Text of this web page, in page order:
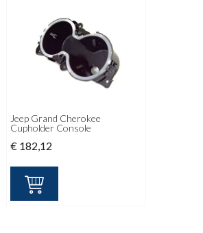
Jeep Grand Cherokee
Cupholder Console
€ 182,12